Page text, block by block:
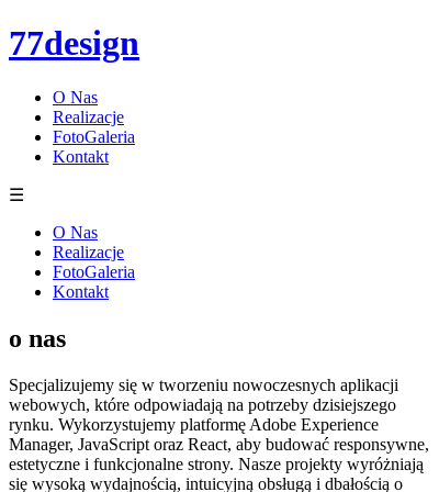
77design
O Nas
Realizacje
FotoGaleria
Kontakt
☰
O Nas
Realizacje
FotoGaleria
Kontakt
o nas
Specjalizujemy się w tworzeniu nowoczesnych aplikacji
webowych, które odpowiadają na potrzeby dzisiejszego
rynku. Wykorzystujemy platformę Adobe Experience
Manager, JavaScript oraz React, aby budować responsywne,
estetyczne i funkcjonalne strony. Nasze projekty wyróżniają
się wysoką wydajnością, intuicyjną obsługą i dbałością o